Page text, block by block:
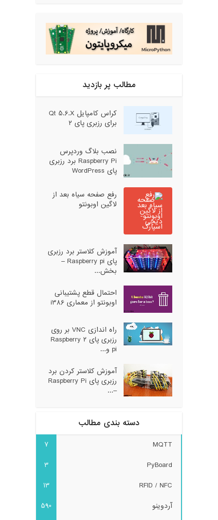
مطالب پر بازدید
کراس کامپایل Qt 5.6.X
برای رزبری پای ۲
نصب بلاگ وردپرس
Raspberry Pi برد رزبری
پای WordPress
رفع صفحه سیاه بعد از
لاگین اوبونتو
آموزش کلاستر برد رزبری
پای Raspberry pi –
بخش...
احتمال قطع پشتیبانی
اوبونتو از معماری i386
راه اندازی VNC بر روی
رزبری پای ۲ Raspberry
pi و...
آموزش کلاستر کردن برد
رزبری پای Raspberry Pi
–...
دسته بندی مطالب
MQTT
7
PyBoard
3
RFID / NFC
13
آردوینو
590